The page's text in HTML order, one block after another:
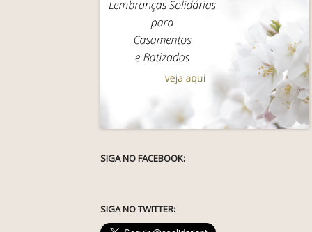
SIGA NO FACEBOOK:
SIGA NO TWITTER: